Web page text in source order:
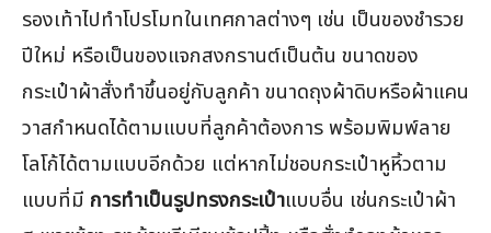
รองเท้าไปทำโปรโมทในเทศกาลต่างๆ เช่น เป็นของชำรวย
ปีใหม่ หรือเป็นของแจกสงกรานต์เป็นต้น ขนาดของ
กระเป๋าผ้าสั่งทำขึ้นอยู่กับลูกค้า ขนาดถุงผ้าดิบหรือผ้าแคน
วาสกำหนดได้ตามแบบที่ลูกค้าต้องการ พร้อมพิมพ์ลาย
โลโก้ได้ตามแบบอีกด้วย แต่หากไม่ชอบกระเป๋าหูหิ้วตาม
แบบที่มี การทำเป็นรูปทรงกระเป๋าแบบอื่น เช่นกระเป๋าผ้า